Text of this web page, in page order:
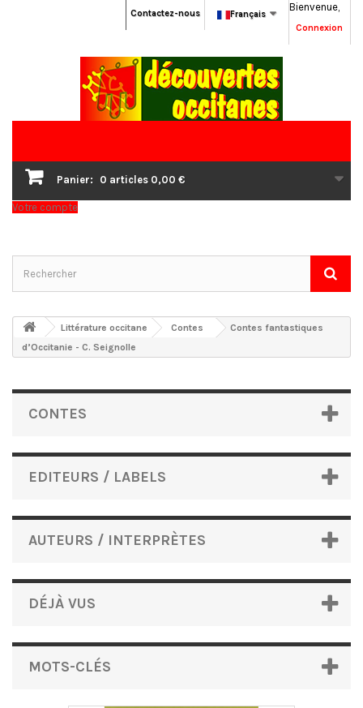
Bienvenue,
Connexion
Français
Contactez-nous
Panier: 0 articles 0,00 €
Votre compte
Littérature occitane Contes
Contes fantastiques
d’Occitanie - C. Seignolle
CONTES
EDITEURS / LABELS
AUTEURS / INTERPRÈTES
DÉJÀ VUS
MOTS-CLÉS